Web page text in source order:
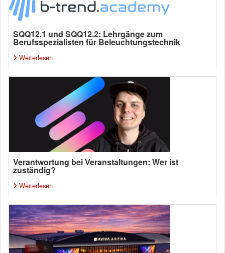
SQQ12.1 und SQQ12.2: Lehrgänge zum
Berufsspezialisten für Beleuchtungstechnik
Weiterlesen
Verantwortung bei Veranstaltungen: Wer ist
zuständig?
Weiterlesen